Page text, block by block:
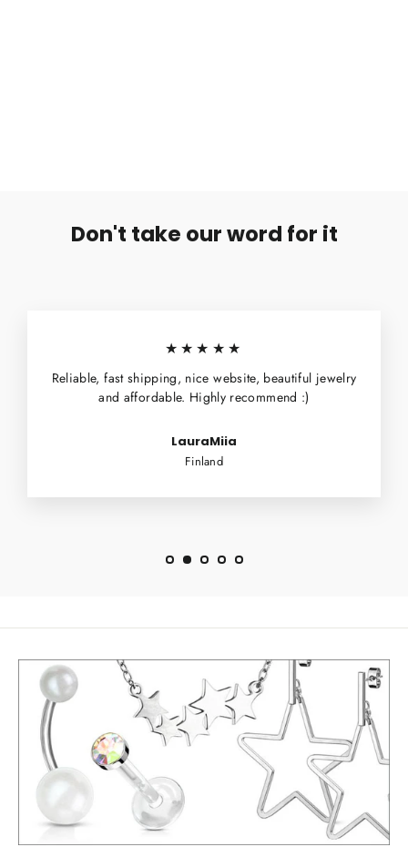
Don't take our word for it
★★★★★
Reliable, fast shipping, nice website, beautiful jewelry
and affordable. Highly recommend :)
LauraMiia
Finland